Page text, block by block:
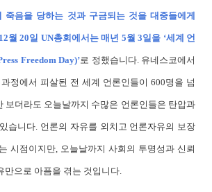
죽음을 당하는 것과 구금되는 것을 대중들에게
월 20일 UN총회에서는 매년 5월 3일을 ‘세계 언
Freedom Day)’로 정했습니다. 유네스코에서
정에서 피살된 전 세계 언론인들이 600명을 넘
보더라도 오늘날까지 수많은 언론인들은 탄압과
습니다. 언론의 자유를 외치고 언론자유의 보장
시점이지만, 오늘날까지 사회의 투명성과 신뢰
만으로 아픔을 겪는 것입니다.